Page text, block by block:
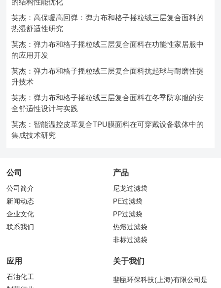
的结构性能优化
英杰：高保暖高回弹：弹力布和格子摇粒绒三层复合面料的
热湿舒适性研究
英杰：弹力布和格子摇粒绒三层复合面料在功能性家居服中
的应用开发
英杰：弹力布和格子摇粒绒三层复合面料抗起球与耐磨性提
升技术
英杰：弹力布和格子摇粒绒三层复合面料在冬季防寒服的安
全舒适性设计与实践
英杰：智能温控皮革复合TPU膜面料在可穿戴设备载体中的
集成技术研究
公司
公司简介
新闻动态
企业文化
联系我们
产品
尼龙过滤袋
PE过滤袋
PP过滤袋
热熔过滤袋
非标过滤袋
应用
石油化工
关于我们
斐瓯环保科技(上海)有限公司是